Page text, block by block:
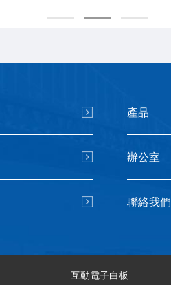
產品
辦公室
聯絡我們
互動電子白板